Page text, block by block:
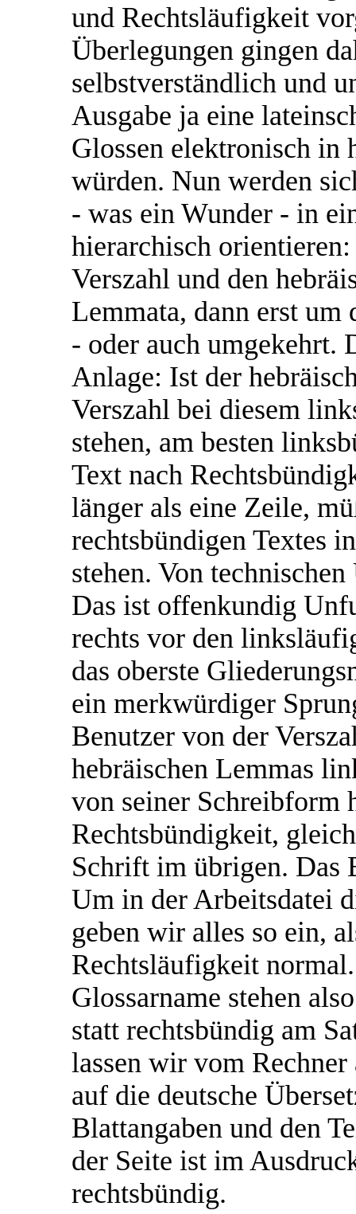
und Rechtsläufigkeit
Überlegungen gingen
selbstverständlich und
Ausgabe ja eine
Glossen elektronisch in
würden. Nun werden
- was ein Wunder - in
hierarchisch
Verszahl und den
Lemmata, dann erst um
- oder auch umgekehrt.
Anlage: Ist der
Verszahl bei diesem
stehen, am besten
Text nach
länger als eine Zeile,
rechtsbündigen Textes
stehen. Von
Das ist offenkundig
rechts vor den
das oberste
ein merkwürdiger
Benutzer von der
hebräischen Lemmas
von seiner Schreibform
Rechtsbündigkeit,
Schrift im übrigen. Das
Um in der Arbeitsdatei
geben wir alles so ein,
Rechtsläufigkeit
Glossarname stehen
statt rechtsbündig am
lassen wir vom
auf die deutsche
Blattangaben und den
der Seite ist im
rechtsbündig.